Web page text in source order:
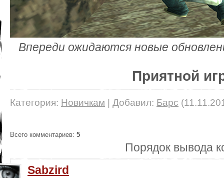
Впереди ожидаются новые
Приятной
Категория: Новичкам | Добавил: Барс
Всего комментариев: 5
Порядок вывода
Sabzird